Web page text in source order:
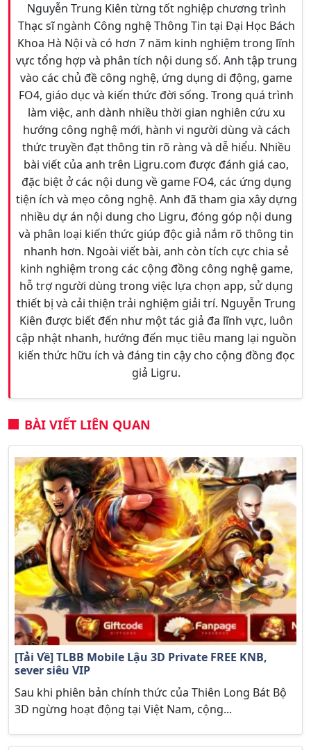
Nguyễn Trung Kiên từng tốt nghiệp chương trình
Thạc sĩ ngành Công nghệ Thông Tin tại Đại Học Bách
Khoa Hà Nội và có hơn 7 năm kinh nghiệm trong lĩnh
vực tổng hợp và phân tích nội dung số. Anh tập trung
vào các chủ đề công nghệ, ứng dụng di động, game
FO4, giáo dục và kiến thức đời sống. Trong quá trình
làm việc, anh dành nhiều thời gian nghiên cứu xu
hướng công nghệ mới, hành vi người dùng và cách
thức truyền đạt thông tin rõ ràng và dễ hiểu. Nhiều
bài viết của anh trên Ligru.com được đánh giá cao,
đặc biệt ở các nội dung về game FO4, các ứng dụng
tiện ích và mẹo công nghệ. Anh đã tham gia xây dựng
nhiều dự án nội dung cho Ligru, đóng góp nội dung
và phân loại kiến thức giúp độc giả nắm rõ thông tin
nhanh hơn. Ngoài viết bài, anh còn tích cực chia sẻ
kinh nghiệm trong các cộng đồng công nghệ game,
hỗ trợ người dùng trong việc lựa chọn app, sử dụng
thiết bị và cải thiện trải nghiệm giải trí. Nguyễn Trung
Kiên được biết đến như một tác giả đa lĩnh vực, luôn
cập nhật nhanh, hướng đến mục tiêu mang lại nguồn
kiến thức hữu ích và đáng tin cậy cho cộng đồng đọc
giả Ligru.
BÀI VIẾT LIÊN QUAN
[Tải Về] TLBB Mobile Lậu 3D Private FREE KNB,
sever siêu VIP
Sau khi phiên bản chính thức của Thiên Long Bát Bộ
3D ngừng hoạt động tại Việt Nam, cộng...